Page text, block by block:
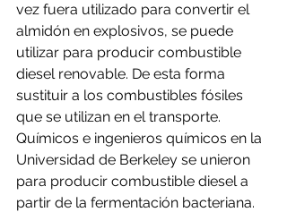
vez fuera utilizado para convertir el
almidón en explosivos, se puede
utilizar para producir combustible
diesel renovable. De esta forma
sustituir a los combustibles fósiles
que se utilizan en el transporte.
Químicos e ingenieros químicos en la
Universidad de Berkeley se unieron
para producir combustible diesel a
partir de la fermentación bacteriana.